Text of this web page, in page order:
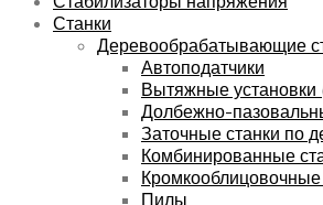
Станки
Деревообрабатывающие
Автоподатчики
Вытяжные установки
Долбежно-
Заточные станки по
Комбинированные
Кромкооблицовочные
Пилы